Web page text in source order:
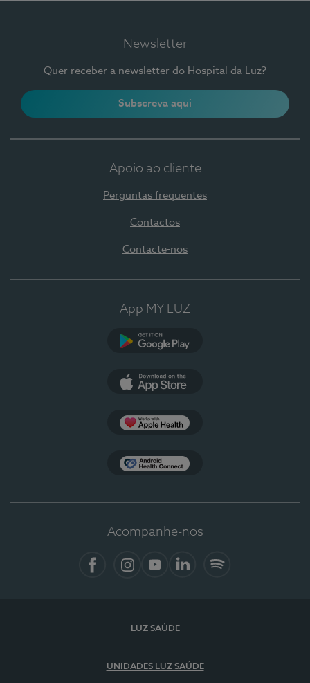
Newsletter
Quer receber a newsletter do Hospital da Luz?
Subscreva aqui
Apoio ao cliente
Perguntas frequentes
Contactos
Contacte-nos
App MY LUZ
Acompanhe-nos
LUZ SAÚDE
UNIDADES LUZ SAÚDE